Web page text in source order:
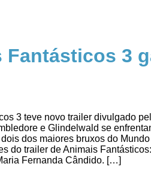
Fantásticos 3
3 teve novo trailer divulgado
e Glindelwald se
dos maiores bruxos do
do trailer de Animais
Fernanda Cândido. […]